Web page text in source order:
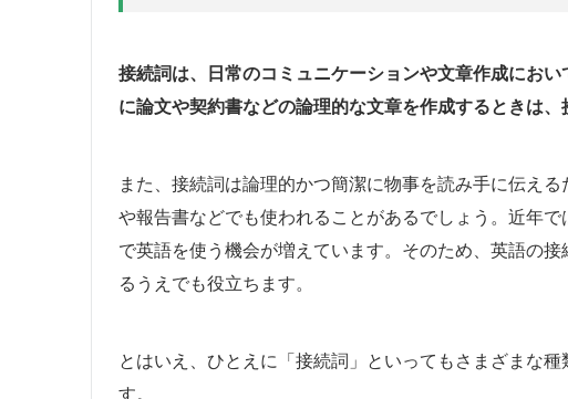
接続詞は、日常のコミュニケーションや文章作成にお
に論文や契約書などの論理的な文章を作成するときは、
また、接続詞は論理的かつ簡潔に物事を読み手に伝え
や報告書などでも使われることがあるでしょう。近年
で英語を使う機会が増えています。そのため、英語の
るうえでも役立ちます。
とはいえ、ひとえに「接続詞」といってもさまざまな
す。